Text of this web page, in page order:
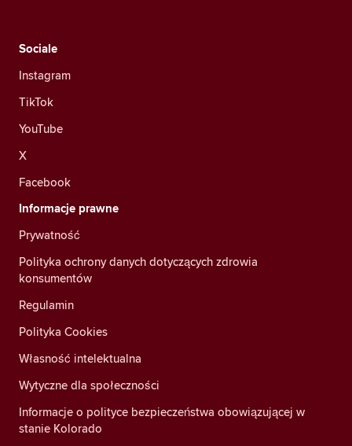
Sociale
Instagram
TikTok
YouTube
X
Facebook
Informacje prawne
Prywatność
Polityka ochrony danych dotyczących zdrowia
konsumentów
Regulamin
Polityka Cookies
Własność intelektualna
Wytyczne dla społeczności
Informacje o polityce bezpieczeństwa obowiązującej w
stanie Kolorado